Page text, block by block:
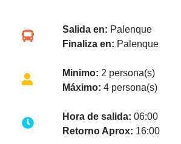
Salida en: Palenque
Finaliza en: Palenque
Minimo: 2 persona(s)
Máximo: 4 persona(s)
Hora de salida: 06:00
Retorno Aprox: 16:00